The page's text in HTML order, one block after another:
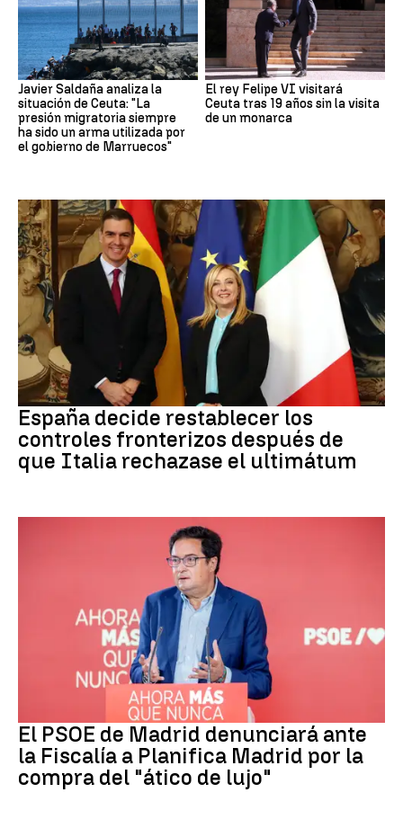
Javier Saldaña analiza la
situación de Ceuta: "La
presión migratoria siempre
ha sido un arma utilizada por
el gobierno de Marruecos"
El rey Felipe VI visitará
Ceuta tras 19 años sin la visita
de un monarca
CRISIS MIGRATORIA
España decide restablecer los
controles fronterizos después de
que Italia rechazase el ultimátum
El PSOE de Madrid denunciará ante
la Fiscalía a Planifica Madrid por la
compra del "ático de lujo"